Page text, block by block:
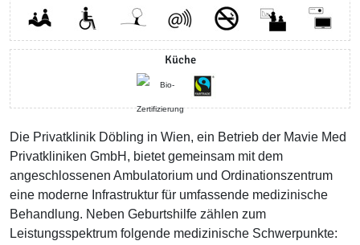
Küche
Die Privatklinik Döbling in Wien, ein Betrieb der Mavie Med
Privatkliniken GmbH, bietet gemeinsam mit dem
angeschlossenen Ambulatorium und Ordinationszentrum
eine moderne Infrastruktur für umfassende medizinische
Behandlung. Neben Geburtshilfe zählen zum
Leistungsspektrum folgende medizinische Schwerpunkte: